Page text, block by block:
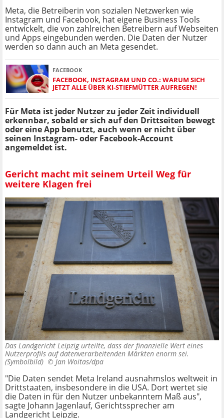
Meta, die Betreiberin von sozialen Netzwerken wie
Instagram und Facebook, hat eigene Business Tools
entwickelt, die von zahlreichen Betreibern auf Webseiten
und Apps eingebunden werden. Die Daten der Nutzer
werden so dann auch an Meta gesendet.
FACEBOOK
FACEBOOK, INSTAGRAM UND CO.: WARUM SICH
JETZT ALLE ÜBER KI-STIEFMÜTTER AUFREGEN!
Für Meta ist jeder Nutzer zu jeder Zeit individuell
erkennbar, sobald er sich auf den Drittseiten bewegt
oder eine App benutzt, auch wenn er nicht über
seinen Instagram- oder Facebook-Account
angemeldet ist.
Gericht macht mit seinem Urteil Weg für
weitere Klagen frei
Das Landgericht Leipzig urteilte, dass der finanzielle Wert eines
Nutzerprofils auf datenverarbeitenden Märkten enorm sei.
(Symbolbild) © Jan Woitas/dpa
"Die Daten sendet Meta Ireland ausnahmslos weltweit in
Drittstaaten, insbesondere in die USA. Dort wertet sie
die Daten in für den Nutzer unbekanntem Maß aus",
sagte Johann Jagenlauf, Gerichtssprecher am
Landgericht Leipzig.